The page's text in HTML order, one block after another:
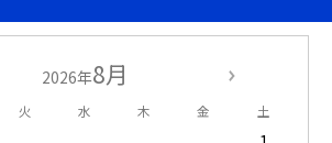
2026年8月
火 水 木 金 土